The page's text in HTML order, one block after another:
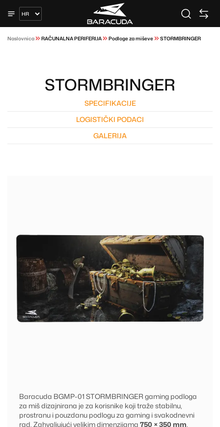
Naslovnica RAČUNALNA PERIFERIJA Podloge za miševe STORMBRINGER
STORMBRINGER
SPECIFIKACIJE
LOGISTIČKI PODACI
GALERIJA
Baracuda BGMP-01 STORMBRINGER gaming podloga
za miš dizajnirana je za korisnike koji traže stabilnu,
prostranu i pouzdanu podlogu za gaming i svakodnevni
rad. Zahvaljujući velikim dimenzijama 750 × 350 mm,